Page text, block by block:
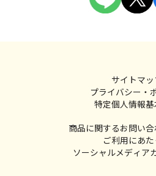
サイトマ
プライバシー・
特定個人情報
商品に関するお問い合
ご利用にあた
ソーシャルメディア